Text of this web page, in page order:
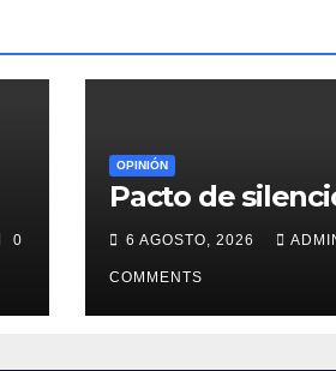
0
OPINIÓN
Pacto de
6 AGOSTO, 2026
COMMENTS